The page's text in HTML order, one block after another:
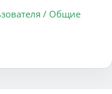
/ Общие